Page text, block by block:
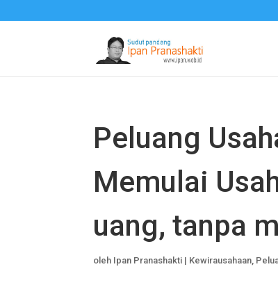
Peluang
Memulai
uang, tanpa
oleh Ipan Pranashakti | Kewirausahaan,